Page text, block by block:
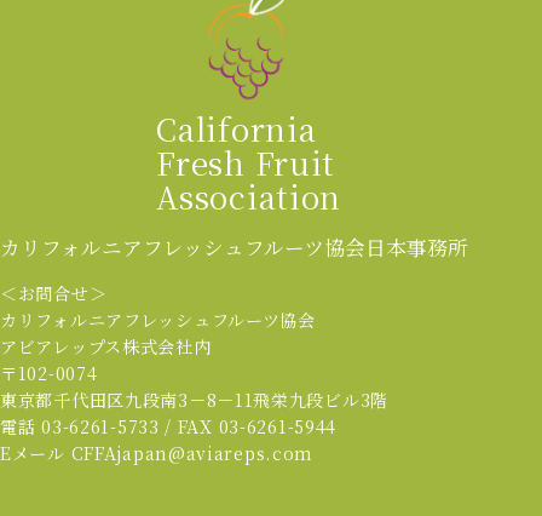
California
Fresh Fruit
Association
カリフォルニアフレッシュフルーツ協会日本事務所
＜お問合せ＞
カリフォルニアフレッシュフルーツ協会
アビアレップス株式会社内
〒102-0074
東京都千代田区九段南3－8－11飛栄九段ビル3階
電話 03-6261-5733 / FAX 03-6261-5944
Eメール CFFAjapan@aviareps.com